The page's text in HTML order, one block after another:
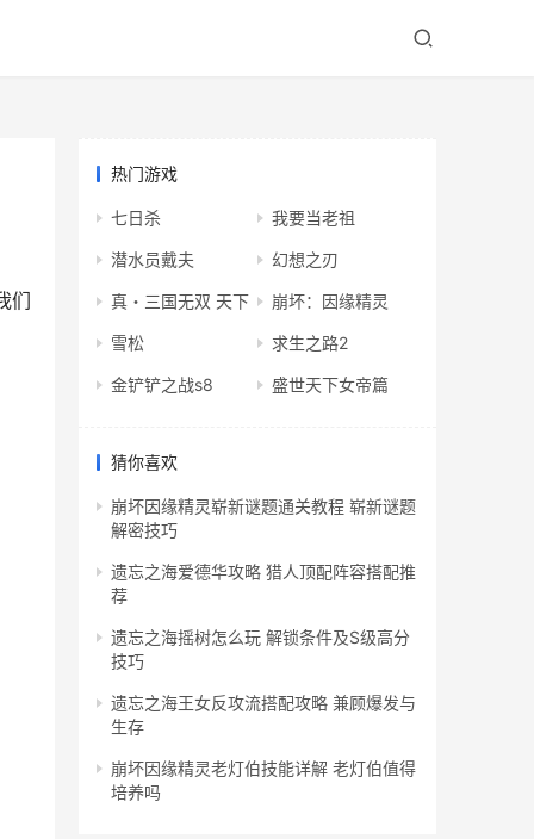
们
热门游戏
七日杀 我要当老祖
潜水员戴夫 幻想之刃
真・三国无双 天下 崩坏：因缘精灵
雪松 求生之路2
金铲铲之战s8 盛世天下女帝篇
猜你喜欢
崩坏因缘精灵崭新谜题通关教程 崭新谜题
解密技巧
遗忘之海爱德华攻略 猎人顶配阵容搭配推
荐
遗忘之海摇树怎么玩 解锁条件及S级高分
技巧
遗忘之海王女反攻流搭配攻略 兼顾爆发与
生存
崩坏因缘精灵老灯伯技能详解 老灯伯值得
培养吗